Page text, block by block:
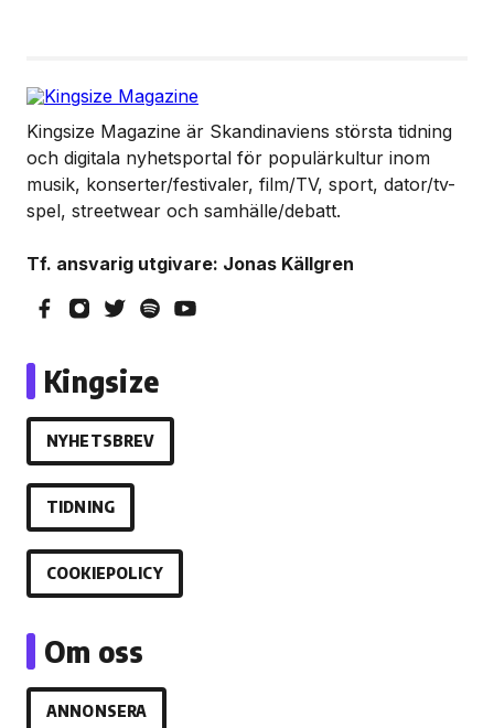
Kingsize Magazine är Skandinaviens största tidning
och digitala nyhetsportal för populärkultur inom
musik, konserter/festivaler, film/TV, sport, dator/tv-
spel, streetwear och samhälle/debatt.
Tf. ansvarig utgivare: Jonas Källgren
Kingsize
NYHETSBREV
TIDNING
COOKIEPOLICY
Om oss
ANNONSERA